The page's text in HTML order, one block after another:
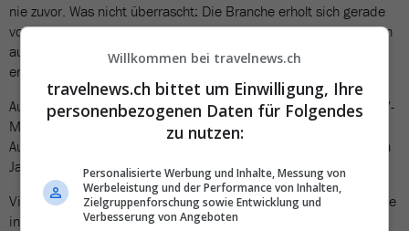
nie zuvor. Was nicht überrascht: Die Branche erholt sich gerade
von der schlimmsten Krise seit dem 2. Weltkrieg und geht davon
aus, 2023 etwa ein Geschäftsvolumen von 85-90% von 2019 zu
erreichen.
Auch dieErgebnisse der Allianz-Studie, die an der heutigen SRV-
Medienkonferenz präsentiert wurden, zeigen einen deutlichen
Aufwärtstrend: das Nachfragewachstum bei Ferien ist in diesem
Jahr um 35 bis 40 Prozent höher als im Vorjahr.
Viele Reiseunternehmen planen den Personalbestand wieder wie
in Zeiten vor der Pandemie und bisweilen auch darüber hinaus
Willkommen bei travelnews.ch
travelnews.ch bittet um Einwilligung, Ihre
personenbezogenen Daten für Folgendes
zu nutzen:
Personalisierte Werbung und Inhalte, Messung von
Werbeleistung und der Performance von Inhalten,
Zielgruppenforschung sowie Entwicklung und
Verbesserung von Angeboten